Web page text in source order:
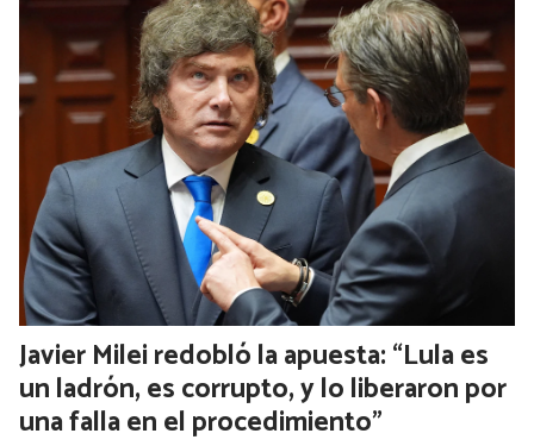
Javier Milei redobló la apuesta: “Lula es
un ladrón, es corrupto, y lo liberaron por
una falla en el procedimiento”